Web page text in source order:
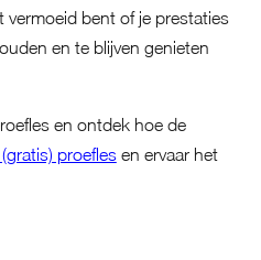
vermoeid bent of je prestaties
en te blijven genieten
en ontdek hoe de
proeflesen ervaar het